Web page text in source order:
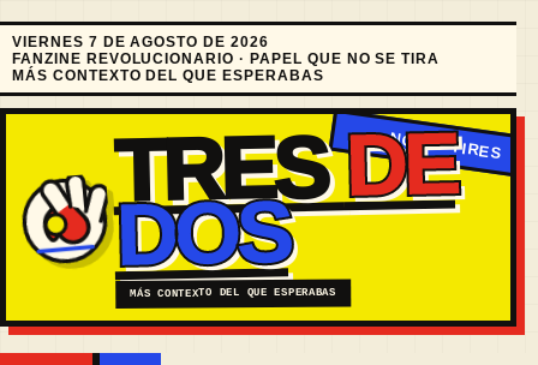
VIERNES 7 DE AGOSTO DE 2026
FANZINE REVOLUCIONARIO · PAPEL QUE NO SE TIRA
MÁS CONTEXTO DEL QUE ESPERABAS
TRESDE
DOS
MÁS CONTEXTO DEL QUE ESPERABAS